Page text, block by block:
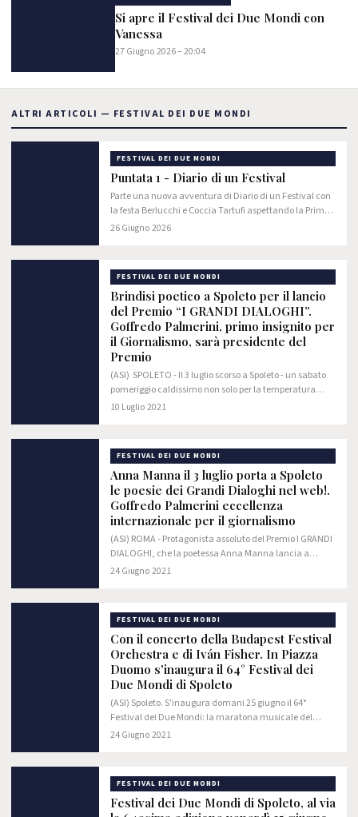
Si apre il Festival dei Due Mondi con
Vanessa
27 Giugno 2026 – 20:04
ALTRI ARTICOLI — FESTIVAL DEI DUE MONDI
FESTIVAL DEI DUE MONDI
Puntata 1 - Diario di un Festival
Parte una nuova avventura di Diario di un Festival con
la festa Berlucchi e Coccia Tartufi aspettando la Prima
al Teatro Menotti! Le parole del Direttore Artistico
26 Giugno 2026
FESTIVAL DEI DUE MONDI
Brindisi poetico a Spoleto per il lancio
del Premio “I GRANDI DIALOGHI”.
Goffredo Palmerini, primo insignito per
il Giornalismo, sarà presidente del
Premio
(ASI) SPOLETO - Il 3 luglio scorso a Spoleto - un sabato
pomeriggio caldissimo non solo per la temperatura
attorno ai 40 gradi, quanto soprattutto per il fervore
10 Luglio 2021
FESTIVAL DEI DUE MONDI
Anna Manna il 3 luglio porta a Spoleto
le poesie dei Grandi Dialoghi nel web!.
Goffredo Palmerini eccellenza
internazionale per il giornalismo
(ASI) ROMA - Protagonista assoluto del Premio I GRANDI
DIALOGHI, che la poetessa Anna Manna lancia a
sorpresa a Spoleto proprio in occasione del Festival dei
24 Giugno 2021
FESTIVAL DEI DUE MONDI
Con il concerto della Budapest Festival
Orchestra e di Iván Fisher. In Piazza
Duomo s'inaugura il 64° Festival dei
Due Mondi di Spoleto
(ASI) Spoleto. S'inaugura domani 25 giugno il 64°
Festival dei Due Mondi: la maratona musicale del
primo weekend inizia con la Budapest Festival
24 Giugno 2021
FESTIVAL DEI DUE MONDI
Festival dei Due Mondi di Spoleto, al via